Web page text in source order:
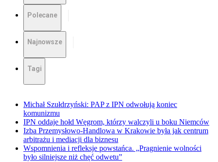
Polecane
Najnowsze
Tagi
Michał Szułdrzyński: PAP z IPN odwołują koniec
komunizmu
IPN oddaje hołd Węgrom, którzy walczyli u boku Niemców
Izba Przemysłowo-Handlowa w Krakowie była jak centrum
arbitrażu i mediacji dla biznesu
Wspomnienia i refleksje powstańca. „Pragnienie wolności
było silniejsze niż chęć odwetu”